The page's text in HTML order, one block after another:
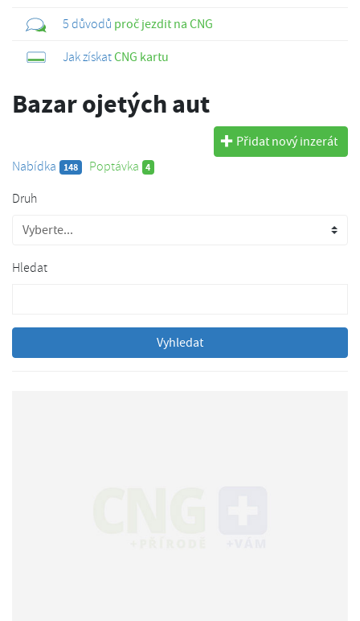
5 důvodů proč jezdit na CNG
Jak získatCNG kartu
Bazar ojetých aut
Přidat nový inzerát
Nabídka
148 Poptávka 4
Druh
Hledat